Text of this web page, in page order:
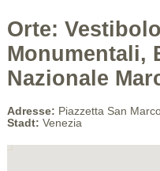
Orte:
Monumentali,
Nazionale
Adresse: Piazzetta San
Stadt: Venezia